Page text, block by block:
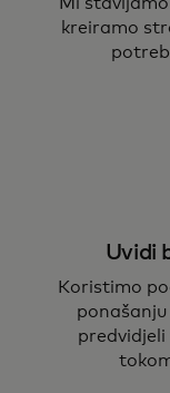
lojalnosti
kreiramo
Uvidi
Koristimo